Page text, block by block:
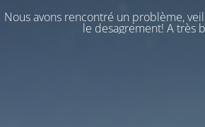
Nous avons rencontré un problème,
le desagrement! A très